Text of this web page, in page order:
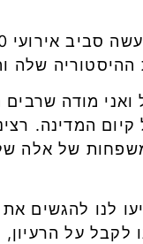
שלה
מודה
על פני 7 עשורים
של אלה
זכינו לקבל על